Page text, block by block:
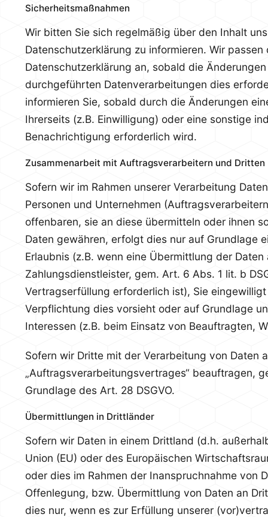
Sicherheitsmaßnahmen
Wir bitten Sie sich regelmäßig über den Inhalt
Datenschutzerklärung zu informieren. Wir passen
Datenschutzerklärung an, sobald die
durchgeführten Datenverarbeitungen dies
informieren Sie, sobald durch die Änderungen
Ihrerseits (z.B. Einwilligung) oder eine sonstige
Benachrichtigung erforderlich wird.
Zusammenarbeit mit Auftragsverarbeitern und Dritten
Sofern wir im Rahmen unserer Verarbeitung
Personen und Unternehmen
offenbaren, sie an diese übermitteln oder ihnen
Daten gewähren, erfolgt dies nur auf Grundlage
Erlaubnis (z.B. wenn eine Übermittlung der
Zahlungsdienstleister, gem. Art. 6 Abs. 1 lit. b
Vertragserfüllung erforderlich ist), Sie
Verpflichtung dies vorsieht oder auf Grundlage
Interessen (z.B. beim Einsatz von Beauftragten,
Sofern wir Dritte mit der Verarbeitung von Daten
„Auftragsverarbeitungsvertrages“ beauftragen,
Grundlage des Art. 28 DSGVO.
Übermittlungen in Drittländer
Sofern wir Daten in einem Drittland (d.h.
Union (EU) oder des Europäischen
oder dies im Rahmen der Inanspruchnahme von
Offenlegung, bzw. Übermittlung von Daten an
dies nur, wenn es zur Erfüllung unserer